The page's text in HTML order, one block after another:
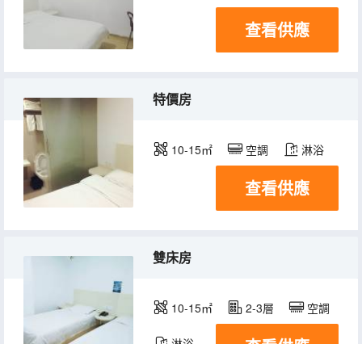
查看供應
特價房
10-15㎡ 空調 淋浴
查看供應
雙床房
10-15㎡ 2-3層 空調